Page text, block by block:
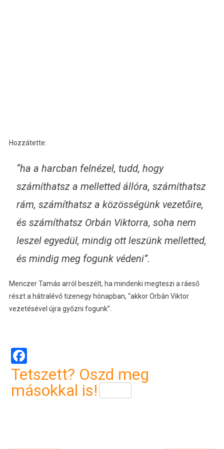
Hozzátette:
“ha a harcban felnézel, tudd, hogy
számíthatsz a melletted állóra, számíthatsz
rám, számíthatsz a közösségünk vezetőire,
és számíthatsz Orbán Viktorra, soha nem
leszel egyedül, mindig ott leszünk melletted,
és mindig meg fogunk védeni”.
Menczer Tamás arról beszélt, ha mindenki megteszi a ráeső
részt a hátralévő tizenegy hónapban, “akkor Orbán Viktor
vezetésével újra győzni fogunk”.
Tetszett? Oszd meg
másokkal is!